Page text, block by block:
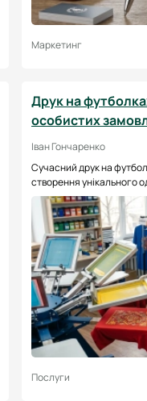
Маркетинг
Друк на
особистих
Іван Гончаренко
Сучасний друк на
створення унікального
Послуги